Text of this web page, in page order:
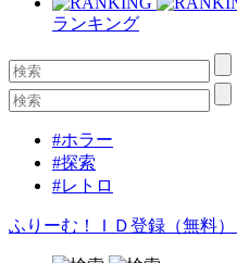
ランキング
#ホラー
#探索
#レトロ
ふりーむ！ＩＤ登録（無料）